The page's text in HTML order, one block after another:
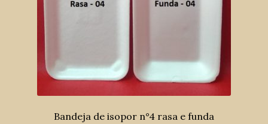
Bandeja de isopor n°4 rasa e funda